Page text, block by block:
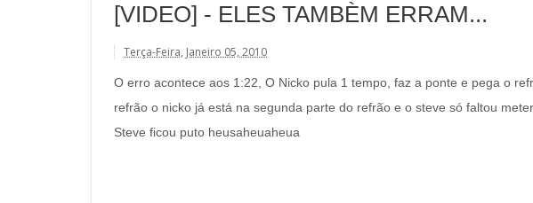
[VIDEO] - ELES TAMBÈM ERRAM...
Terça-Feira, Janeiro 05, 2010
O erro acontece aos 1:22, O Nicko pula 1 tempo, faz a ponte e pega o
refrão o nicko já está na segunda parte do refrão e o steve só faltou
Steve ficou puto heusaheuaheua